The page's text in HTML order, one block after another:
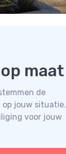
maat
de
op jouw situatie.
voor jouw